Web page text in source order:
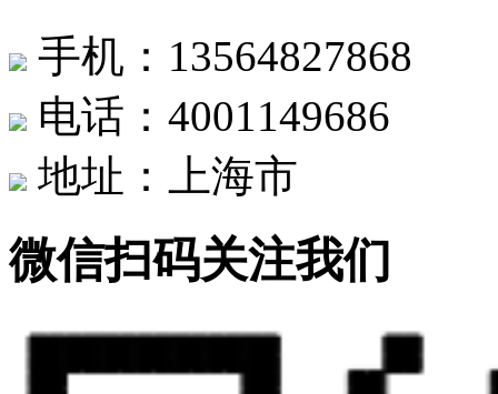
手机：13564827868
电话：4001149686
地址：上海市
微信扫码关注我们